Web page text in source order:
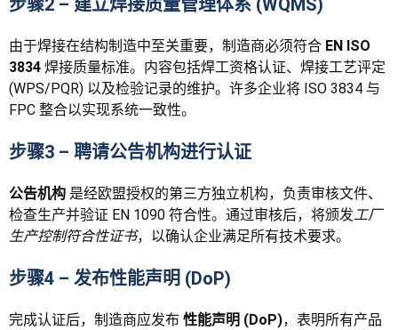
步骤2 – 建立焊接质量管理体系 (WQMS)
由于焊接在结构制造中至关重要，制造商必须符合 EN ISO
3834 焊接质量标准。内容包括焊工资格认证、焊接工艺评定
(WPS/PQR) 以及检验记录的维护。许多企业将 ISO 3834 与
FPC 整合以实现系统一致性。
步骤3 – 聘请公告机构进行认证
公告机构 是经欧盟授权的第三方独立机构，负责审核文件、
检查生产并验证 EN 1090 符合性。通过审核后，将颁发工厂
生产控制符合性证书，以确认企业满足所有技术要求。
步骤4 – 发布性能声明 (DoP)
完成认证后，制造商应发布 性能声明 (DoP)，表明所有产品